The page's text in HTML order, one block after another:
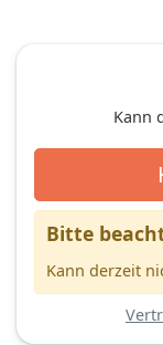
Kann
Bitte
Kann derzeit